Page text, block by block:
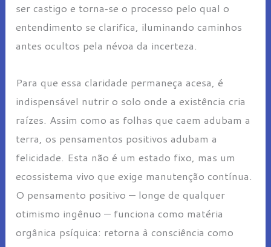
ser castigo e torna‑se o processo pelo qual o
entendimento se clarifica, iluminando caminhos
antes ocultos pela névoa da incerteza.
Para que essa claridade permaneça acesa, é
indispensável nutrir o solo onde a existência cria
raízes. Assim como as folhas que caem adubam a
terra, os pensamentos positivos adubam a
felicidade. Esta não é um estado fixo, mas um
ecossistema vivo que exige manutenção contínua.
O pensamento positivo — longe de qualquer
otimismo ingênuo — funciona como matéria
orgânica psíquica: retorna à consciência como